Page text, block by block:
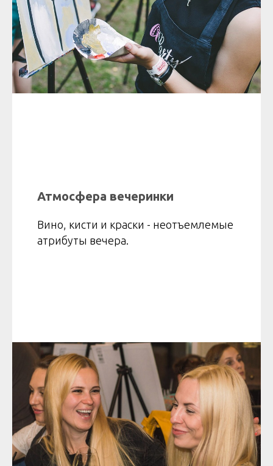
Атмосфера вечеринки
Вино, кисти и краски - неотъемлемые
атрибуты вечера.